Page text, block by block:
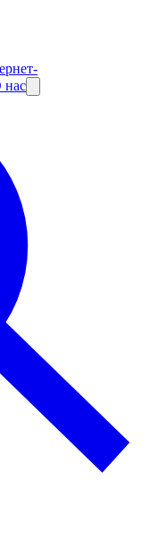
нас